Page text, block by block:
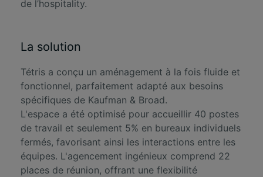
de l’hospitality.
La solution
Tétris a conçu un aménagement à la fois fluide et
fonctionnel, parfaitement adapté aux besoins
spécifiques de Kaufman & Broad.
L'espace a été optimisé pour accueillir 40 postes
de travail et seulement 5% en bureaux individuels
fermés, favorisant ainsi les interactions entre les
équipes. L'agencement ingénieux comprend 22
places de réunion, offrant une flexibilité